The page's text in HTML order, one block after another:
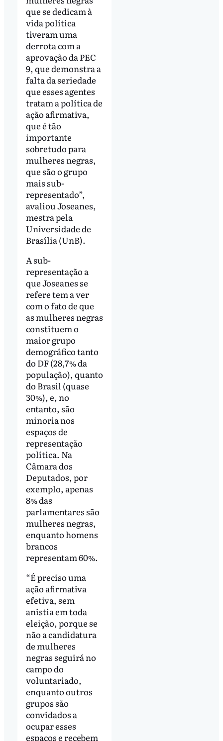
que se dedicam à
vida política
tiveram uma
derrota com a
aprovação da PEC
9, que demonstra a
falta da seriedade
que esses agentes
tratam a política de
ação afirmativa,
que é tão
importante
sobretudo para
mulheres negras,
que são o grupo
mais sub-
representado”,
avaliou Joseanes,
mestra pela
Universidade de
Brasília (UnB).
A sub-
representação a
que Joseanes se
refere tem a ver
com o fato de que
as mulheres negras
constituem o
maior grupo
demográfico tanto
do DF (28,7% da
população), quanto
do Brasil (quase
30%), e, no
entanto, são
minoria nos
espaços de
representação
política. Na
Câmara dos
Deputados, por
exemplo, apenas
8% das
parlamentares são
mulheres negras,
enquanto homens
brancos
representam 60%.
“É preciso uma
ação afirmativa
efetiva, sem
anistia em toda
eleição, porque se
não a candidatura
de mulheres
negras seguirá no
campo do
voluntariado,
enquanto outros
grupos são
convidados a
ocupar esses
espaços e recebem